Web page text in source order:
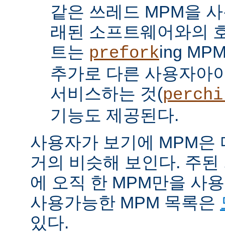
같은 쓰레드 MPM을
래된 소프트웨어와의
트는 preforking
추가로 다른 사용자아
서비스하는 것(
기능도 제공된다.
사용자가 보기에 MPM은
거의 비슷해 보인다. 주
에 오직 한 MPM만을 사
사용가능한 MPM 목록은
있다.